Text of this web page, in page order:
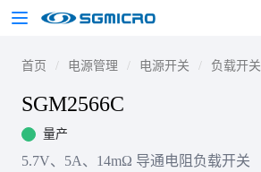
首页 电源管理 电源开关 负载开关
SGM2566C
量产
5.7V、5A、14mΩ 导通电阻负载开关